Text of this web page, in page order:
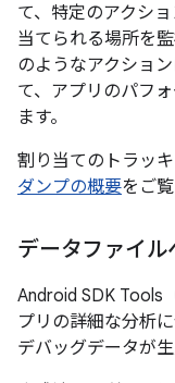
て、特定のアクシ
当てられる場所を
のようなアクショ
て、アプリのパフ
ます。
割り当てのトラッ
ダンプの概要をご覧
データファイル
Android SDK Tools
プリの詳細な分析
デバッグデータが生